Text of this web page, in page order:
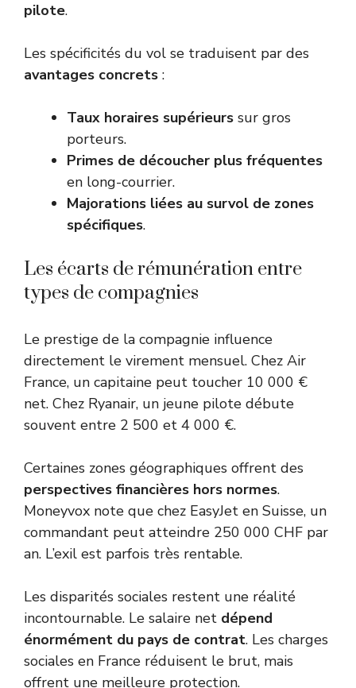
pilote.
Les spécificités du vol se traduisent par des
avantages concrets :
Taux horaires supérieurs sur gros
porteurs.
Primes de découcher plus fréquentes
en long-courrier.
Majorations liées au survol de zones
spécifiques.
Les écarts de rémunération entre
types de compagnies
Le prestige de la compagnie influence
directement le virement mensuel. Chez Air
France, un capitaine peut toucher 10 000 €
net. Chez Ryanair, un jeune pilote débute
souvent entre 2 500 et 4 000 €.
Certaines zones géographiques offrent des
perspectives financières hors normes.
Moneyvox note que chez EasyJet en Suisse, un
commandant peut atteindre 250 000 CHF par
an. L’exil est parfois très rentable.
Les disparités sociales restent une réalité
incontournable. Le salaire net dépend
énormément du pays de contrat. Les charges
sociales en France réduisent le brut, mais
offrent une meilleure protection.